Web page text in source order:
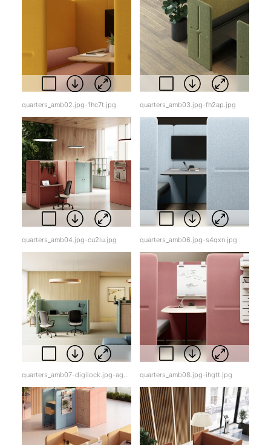
quarters_amb02.jpg-1hc7t.jpg quarters_amb03.jpg-fh2ap.jpg
quarters_amb04.jpg-cu2lu.jpg quarters_amb06.jpg-s4qxn.jpg
quarters_amb07-digilock.jpg-agsxo.jpg quarters_amb08.jpg-ihgtt.jpg